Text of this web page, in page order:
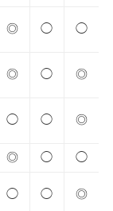
◎ ◯ ◯
◎ ◯ ◎
◯ ◯ ◎
◎ ◯ ◯
◯ ◯ ◎